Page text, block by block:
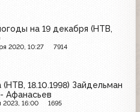
на 19 декабря (НТВ,
2020, 10:27 7914
(НТВ, 18.10.1998) Зайдельман
Афанасьев
2023, 16:00 1695